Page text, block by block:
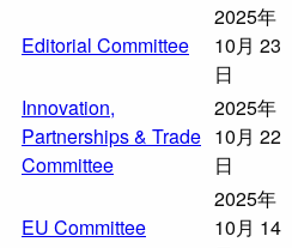
Editorial Committee
2025年
10月 23
日
Innovation,
Partnerships & Trade
Committee
2025年
10月 22
日
EU Committee
2025年
10月 14